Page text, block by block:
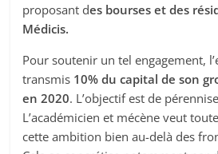
proposant des bourses et des
Médicis.
Pour soutenir un tel engagement,
transmis 10% du capital de son
en 2020. L’objectif est de
L’académicien et mécène veut
cette ambition bien au-delà des